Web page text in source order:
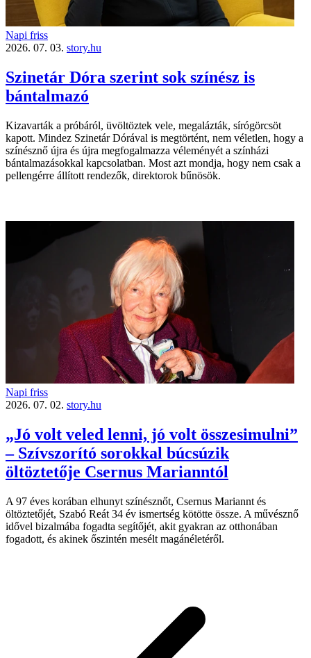
Napi friss
2026. 07. 03. story.hu
Szinetár Dóra szerint sok színész is
bántalmazó
Kizavarták a próbáról, üvöltöztek vele, megalázták, sírógörcsöt
kapott. Mindez Szinetár Dórával is megtörtént, nem véletlen, hogy a
színésznő újra és újra megfogalmazza véleményét a színházi
bántalmazásokkal kapcsolatban. Most azt mondja, hogy nem csak a
pellengérre állított rendezők, direktorok bűnösök.
Napi friss
2026. 07. 02. story.hu
„Jó volt veled lenni, jó volt összesimulni”
– Szívszorító sorokkal búcsúzik
öltöztetője Csernus Marianntól
A 97 éves korában elhunyt színésznőt, Csernus Mariannt és
öltöztetőjét, Szabó Reát 34 év ismertség kötötte össze. A művésznő
idővel bizalmába fogadta segítőjét, akit gyakran az otthonában
fogadott, és akinek őszintén mesélt magánéletéről.